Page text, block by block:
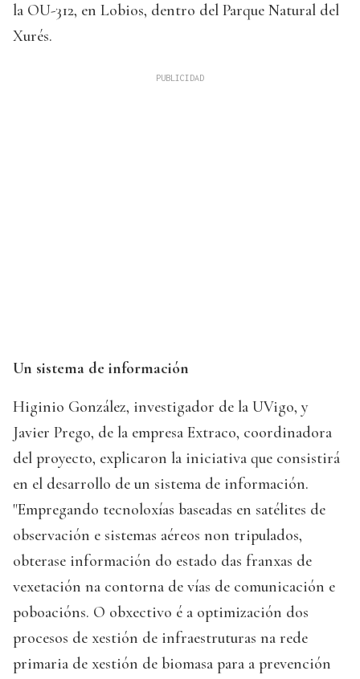
la OU-312, en Lobios, dentro del Parque Natural del
Xurés.
Un sistema de información
Higinio González, investigador de la UVigo, y
Javier Prego, de la empresa Extraco, coordinadora
del proyecto, explicaron la iniciativa que consistirá
en el desarrollo de un sistema de información.
"Empregando tecnoloxías baseadas en satélites de
observación e sistemas aéreos non tripulados,
obterase información do estado das franxas de
vexetación na contorna de vías de comunicación e
poboacións. O obxectivo é a optimización dos
procesos de xestión de infraestruturas na rede
primaria de xestión de biomasa para a prevención